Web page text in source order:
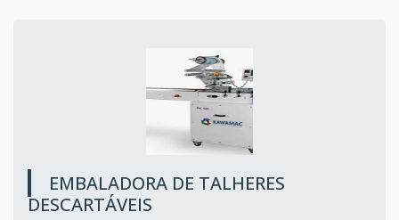
EMBALADORA DE TALHERES
DESCARTÁVEIS